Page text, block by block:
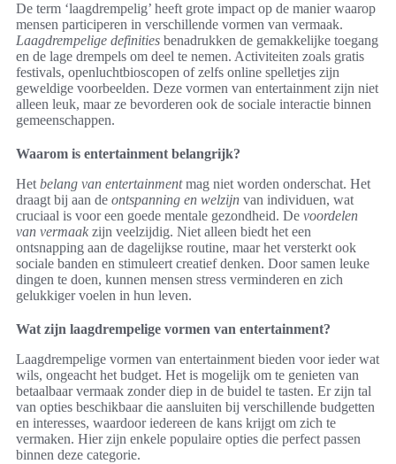
De term ‘laagdrempelig’ heeft grote impact op de manier waarop
mensen participeren in verschillende vormen van vermaak.
Laagdrempelige definities benadrukken de gemakkelijke toegang
en de lage drempels om deel te nemen. Activiteiten zoals gratis
festivals, openluchtbioscopen of zelfs online spelletjes zijn
geweldige voorbeelden. Deze vormen van entertainment zijn niet
alleen leuk, maar ze bevorderen ook de sociale interactie binnen
gemeenschappen.
Waarom is entertainment belangrijk?
Het belang van entertainmentmag niet worden onderschat. Het
draagt bij aan de ontspanning en welzijn van individuen, wat
cruciaal is voor een goede mentale gezondheid. De voordelen
van vermaak zijn veelzijdig. Niet alleen biedt het een
ontsnapping aan de dagelijkse routine, maar het versterkt ook
sociale banden en stimuleert creatief denken. Door samen leuke
dingen te doen, kunnen mensen stress verminderen en zich
gelukkiger voelen in hun leven.
Wat zijn laagdrempelige vormen van entertainment?
Laagdrempelige vormen van entertainment bieden voor ieder wat
wils, ongeacht het budget. Het is mogelijk om te genieten van
betaalbaar vermaak zonder diep in de buidel te tasten. Er zijn tal
van opties beschikbaar die aansluiten bij verschillende budgetten
en interesses, waardoor iedereen de kans krijgt om zich te
vermaken. Hier zijn enkele populaire opties die perfect passen
binnen deze categorie.